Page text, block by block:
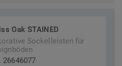
Oak STAINED
Sockelleisten für
26646077